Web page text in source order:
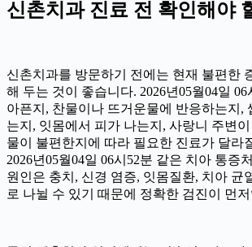
신촌치과 진료 전 확인해야
신촌치과를 방문하기 전에는 현재 불편한
해 두는 것이 좋습니다. 2026년05월04일
아픈지, 찬물이나 뜨거운물에 반응하는지,
는지, 잇몸에서 피가 나는지, 사랑니 주변
물이 불편한지에 따라 필요한 진료가 달라
2026년05월04일 06시52분 같은 치아 통증
원인은 충치, 신경 염증, 잇몸질환, 치아 균
로 나뉠 수 있기 때문에 정확한 검진이 먼